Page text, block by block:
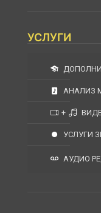
УСЛУГИ
АНАЛИЗ
+
УСЛУГИ
АУДИО